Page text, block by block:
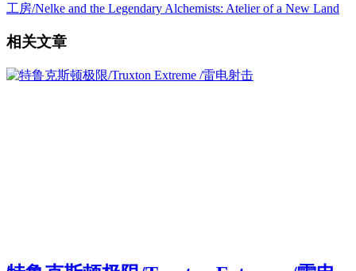
工房/Nelke and the Legendary Alchemists: Atelier of a New Land
相关文章